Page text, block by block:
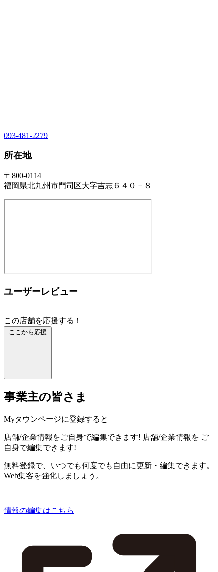
093-481-2279
所在地
〒800-0114
福岡県北九州市門司区大字吉志６４０－８
ユーザーレビュー
この店舗を応援する！
ここから応援
事業主の皆さま
Myタウンページに登録すると
店舗/企業情報をご自身で編集できます! 店舗/企業情報を ご
自身で編集できます!
無料登録で、いつでも何度でも自由に更新・編集できます。
Web集客を強化しましょう。
情報の編集はこちら